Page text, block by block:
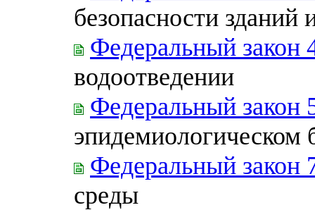
безопасности зданий
Федеральный закон
водоотведении
Федеральный закон
эпидемиологическом
Федеральный закон
среды